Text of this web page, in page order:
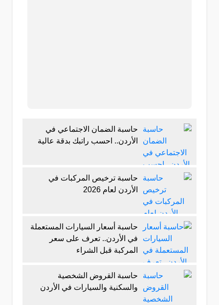
حاسبة الضمان الاجتماعي في
الأردن.. احسب راتبك بدقة عالية
حاسبة ترخيص المركبات في
الأردن لعام 2026
حاسبة أسعار السيارات المستعملة
في الأردن.. تعرف على سعر
المركبة قبل الشراء
حاسبة القروض الشخصية
والسكنية والسيارات في الأردن